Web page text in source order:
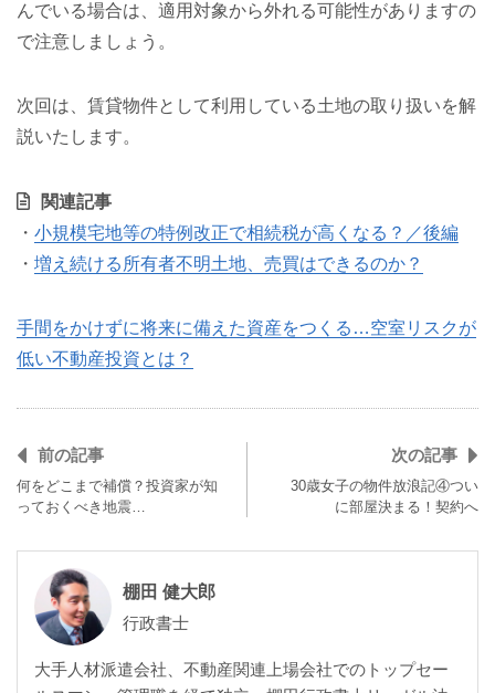
んでいる場合は、適用対象から外れる可能性がありますの
で注意しましょう。
次回は、賃貸物件として利用している土地の取り扱いを解
説いたします。
関連記事
・ 小規模宅地等の特例改正で相続税が高くなる？／後編
・ 増え続ける所有者不明土地、売買はできるのか？
手間をかけずに将来に備えた資産をつくる…空室リスクが
低い不動産投資とは？
前の記事
何をどこまで補償？投資家が知
っておくべき地震…
次の記事
30歳女子の物件放浪記④つい
に部屋決まる！契約へ
棚田 健大郎
行政書士
大手人材派遣会社、不動産関連上場会社でのトップセー